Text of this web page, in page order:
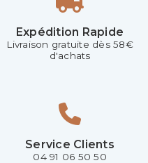
Expédition Rapide
Livraison gratuite dès 58€
d'achats
Service Clients
04 91 06 50 50